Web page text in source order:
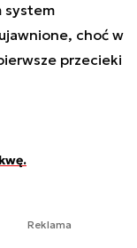
system
choć w
przecieki
Reklama